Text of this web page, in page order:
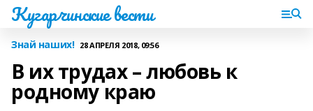
Кугарчинские вести
Знай наших! 28 АПРЕЛЯ 2018, 09:56
В их трудах – любовь к
родному краю